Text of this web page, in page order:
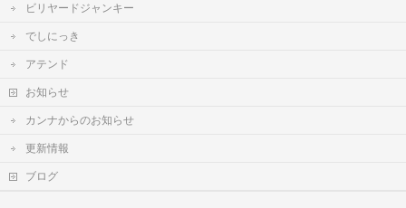
ビリヤードジャンキー
でしにっき
アテンド
お知らせ
カンナからのお知らせ
更新情報
ブログ